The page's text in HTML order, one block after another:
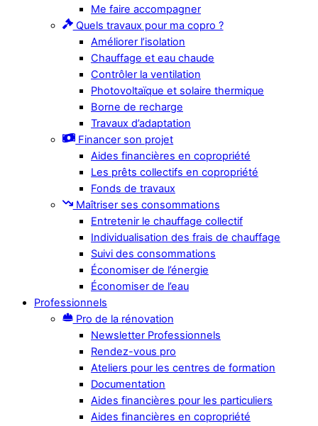
Me faire accompagner
Quels travaux pour ma copro ?
Améliorer l’isolation
Chauffage et eau chaude
Contrôler la ventilation
Photovoltaïque et solaire thermique
Borne de recharge
Travaux d’adaptation
Financer son projet
Aides financières en copropriété
Les prêts collectifs en copropriété
Fonds de travaux
Maîtriser ses consommations
Entretenir le chauffage collectif
Individualisation des frais de chauffage
Suivi des consommations
Économiser de l’énergie
Économiser de l’eau
Professionnels
Pro de la rénovation
Newsletter Professionnels
Rendez-vous pro
Ateliers pour les centres de formation
Documentation
Aides financières pour les particuliers
Aides financières en copropriété